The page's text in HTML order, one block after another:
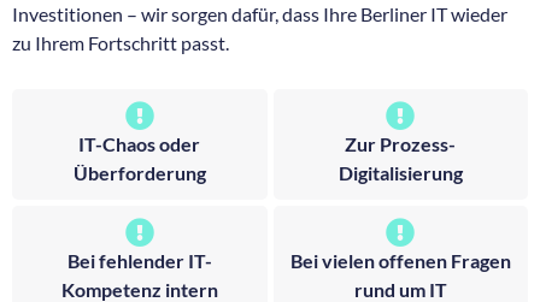
Investitionen – wir sorgen dafür, dass Ihre Berliner IT wieder
zu Ihrem Fortschritt passt.
IT-Chaos oder
Überforderung
Zur Prozess-
Digitalisierung
Bei fehlender IT-
Kompetenz intern
Bei vielen offenen Fragen
rund um IT